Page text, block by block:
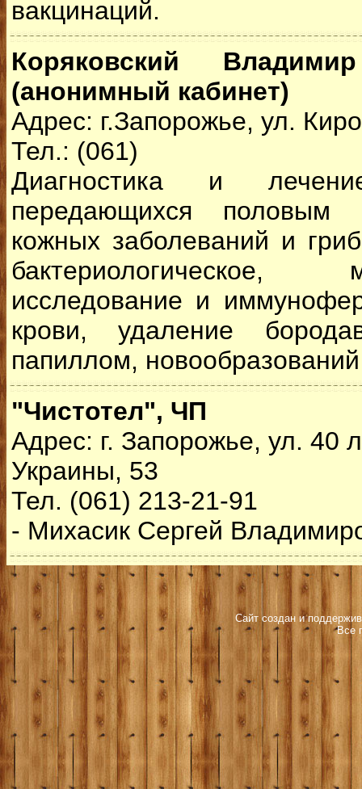
вакцинаций.
Коряковский
(анонимный кабинет)
Адрес: г.Запорожье, ул.
Тел.: (061)
Диагностика и
передающихся половым
кожных заболеваний и
бактериологическое,
исследование и
крови, удаление
папиллом, новообразований
"Чистотел", ЧП
Адрес: г. Запорожье, ул. 40
Украины, 53
Тел. (061) 213-21-91
- Михасик Сергей
Сайт создан и
Все